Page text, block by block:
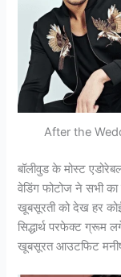
After the
बॉलीवुड के मोस्ट
वेडिंग फोटोज ने सभी का
खूबसूरती को देख हर कोई
सिद्धार्थ परफेक्ट ग्रूम
खूबसूरत आउटफिट मनीष